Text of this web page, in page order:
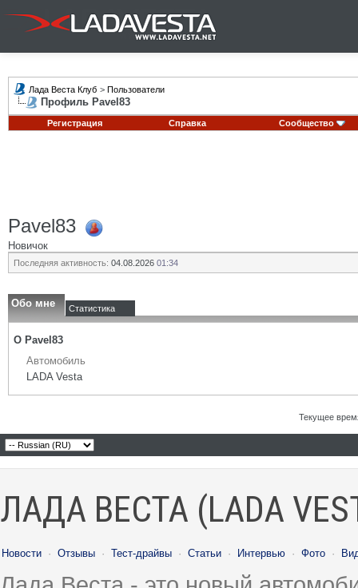
Лада Веста Клуб > Пользователи
Профиль Pavel83
Регистрация Справка Сообщество
Pavel83
Новичок
Последняя активность: 04.08.2026 01:34
Обо мне Статистика
О Pavel83
Автомобиль
LADA Vesta
Текущее
ЛАДА ВЕСТА (LADA
Новости · Отзывы · Тест-драйвы · Статьи · Интервью · Фото ·